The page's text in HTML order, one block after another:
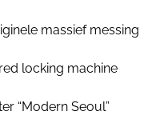
massief messing
locking machine
“Modern Seoul”